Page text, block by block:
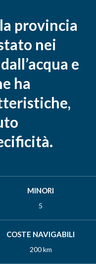
provincia
nei
e
ha
MINORI
5
COSTE NAVIGABILI
200 km